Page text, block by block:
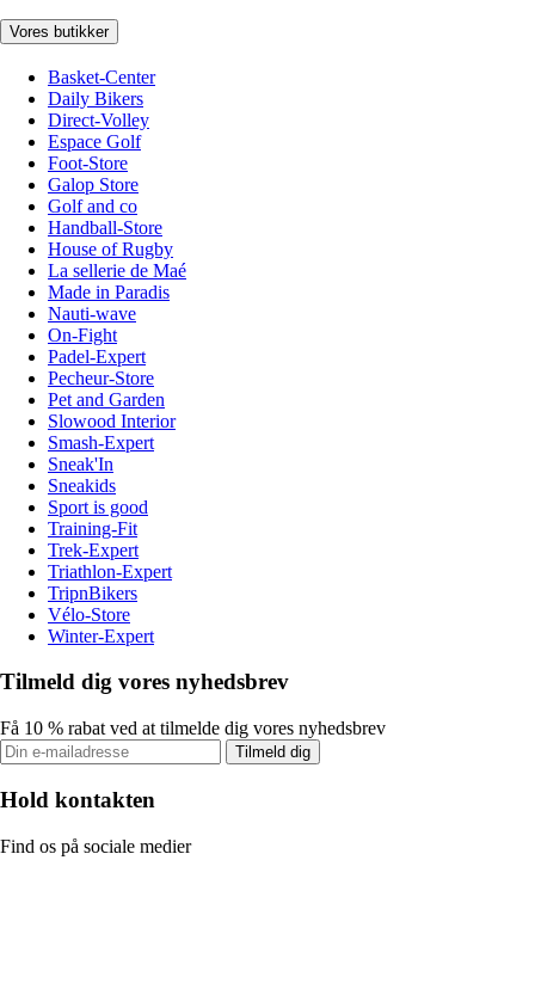
Vores butikker
Basket-Center
Daily Bikers
Direct-Volley
Espace Golf
Foot-Store
Galop Store
Golf and co
Handball-Store
House of Rugby
La sellerie de Maé
Made in Paradis
Nauti-wave
On-Fight
Padel-Expert
Pecheur-Store
Pet and Garden
Slowood Interior
Smash-Expert
Sneak'In
Sneakids
Sport is good
Training-Fit
Trek-Expert
Triathlon-Expert
TripnBikers
Vélo-Store
Winter-Expert
Tilmeld dig vores nyhedsbrev
Få 10 % rabat ved at tilmelde dig vores nyhedsbrev
Tilmeld dig
Hold kontakten
Find os på sociale medier